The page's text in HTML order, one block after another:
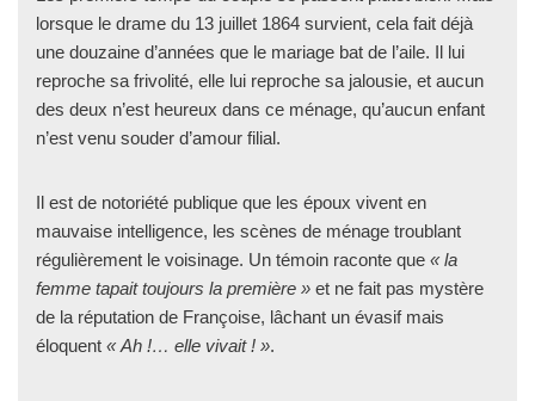
lorsque le drame du 13 juillet 1864 survient, cela fait déjà
une douzaine d’années que le mariage bat de l’aile. Il lui
reproche sa frivolité, elle lui reproche sa jalousie, et aucun
des deux n’est heureux dans ce ménage, qu’aucun enfant
n’est venu souder d’amour filial.
Il est de notoriété publique que les époux vivent en
mauvaise intelligence, les scènes de ménage troublant
régulièrement le voisinage. Un témoin raconte que « la
femme tapait toujours la première » et ne fait pas mystère
de la réputation de Françoise, lâchant un évasif mais
éloquent « Ah !… elle vivait ! ».